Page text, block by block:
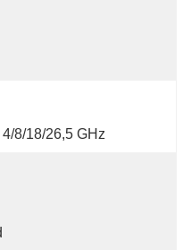
8/18/26,5 GHz